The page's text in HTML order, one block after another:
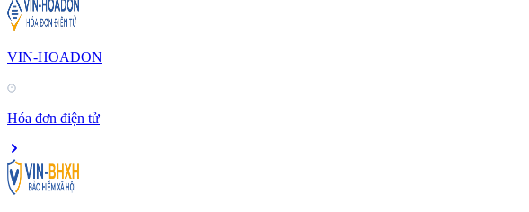
VIN-HOADON
Hóa đơn điện tử